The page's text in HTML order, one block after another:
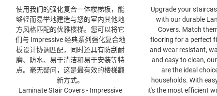
使用我们的强化复合​一体楼梯板，能
够轻而易举地建造与您的室内其他地
方风格匹配的优雅楼梯。您可以将它
们与 Impressive 经典系列强化复合地
板​设计协调匹配，同时还具有防刮耐
磨、防水、易于清洁和易于安装等特
点。毫无疑问，这是最有效的楼梯翻
新方式。
Laminate Stair Covers - Impressive
Upgrade your
with our durable
Covers. Match
flooring for a perfect
and wear resistant,
and easy to clean,
are the ideal
households. With
it's the most efficient